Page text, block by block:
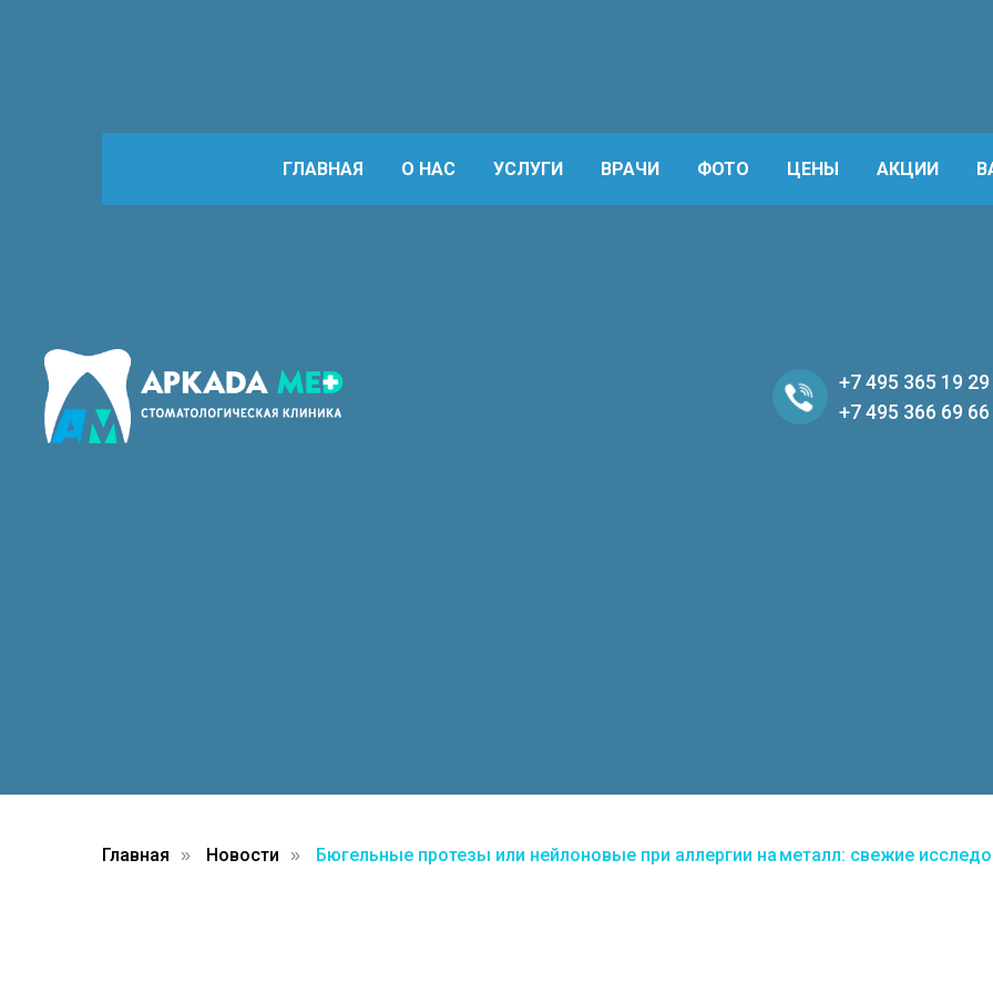
+7 495 365 19 29
+7 495 366 69 66
ГЛАВНАЯ О НАС УСЛУГИ ВРАЧИ ФОТО ЦЕНЫ АКЦИИ
Главная » Новости » Бюгельные протезы или нейлоновые при аллергии на металл: свежие